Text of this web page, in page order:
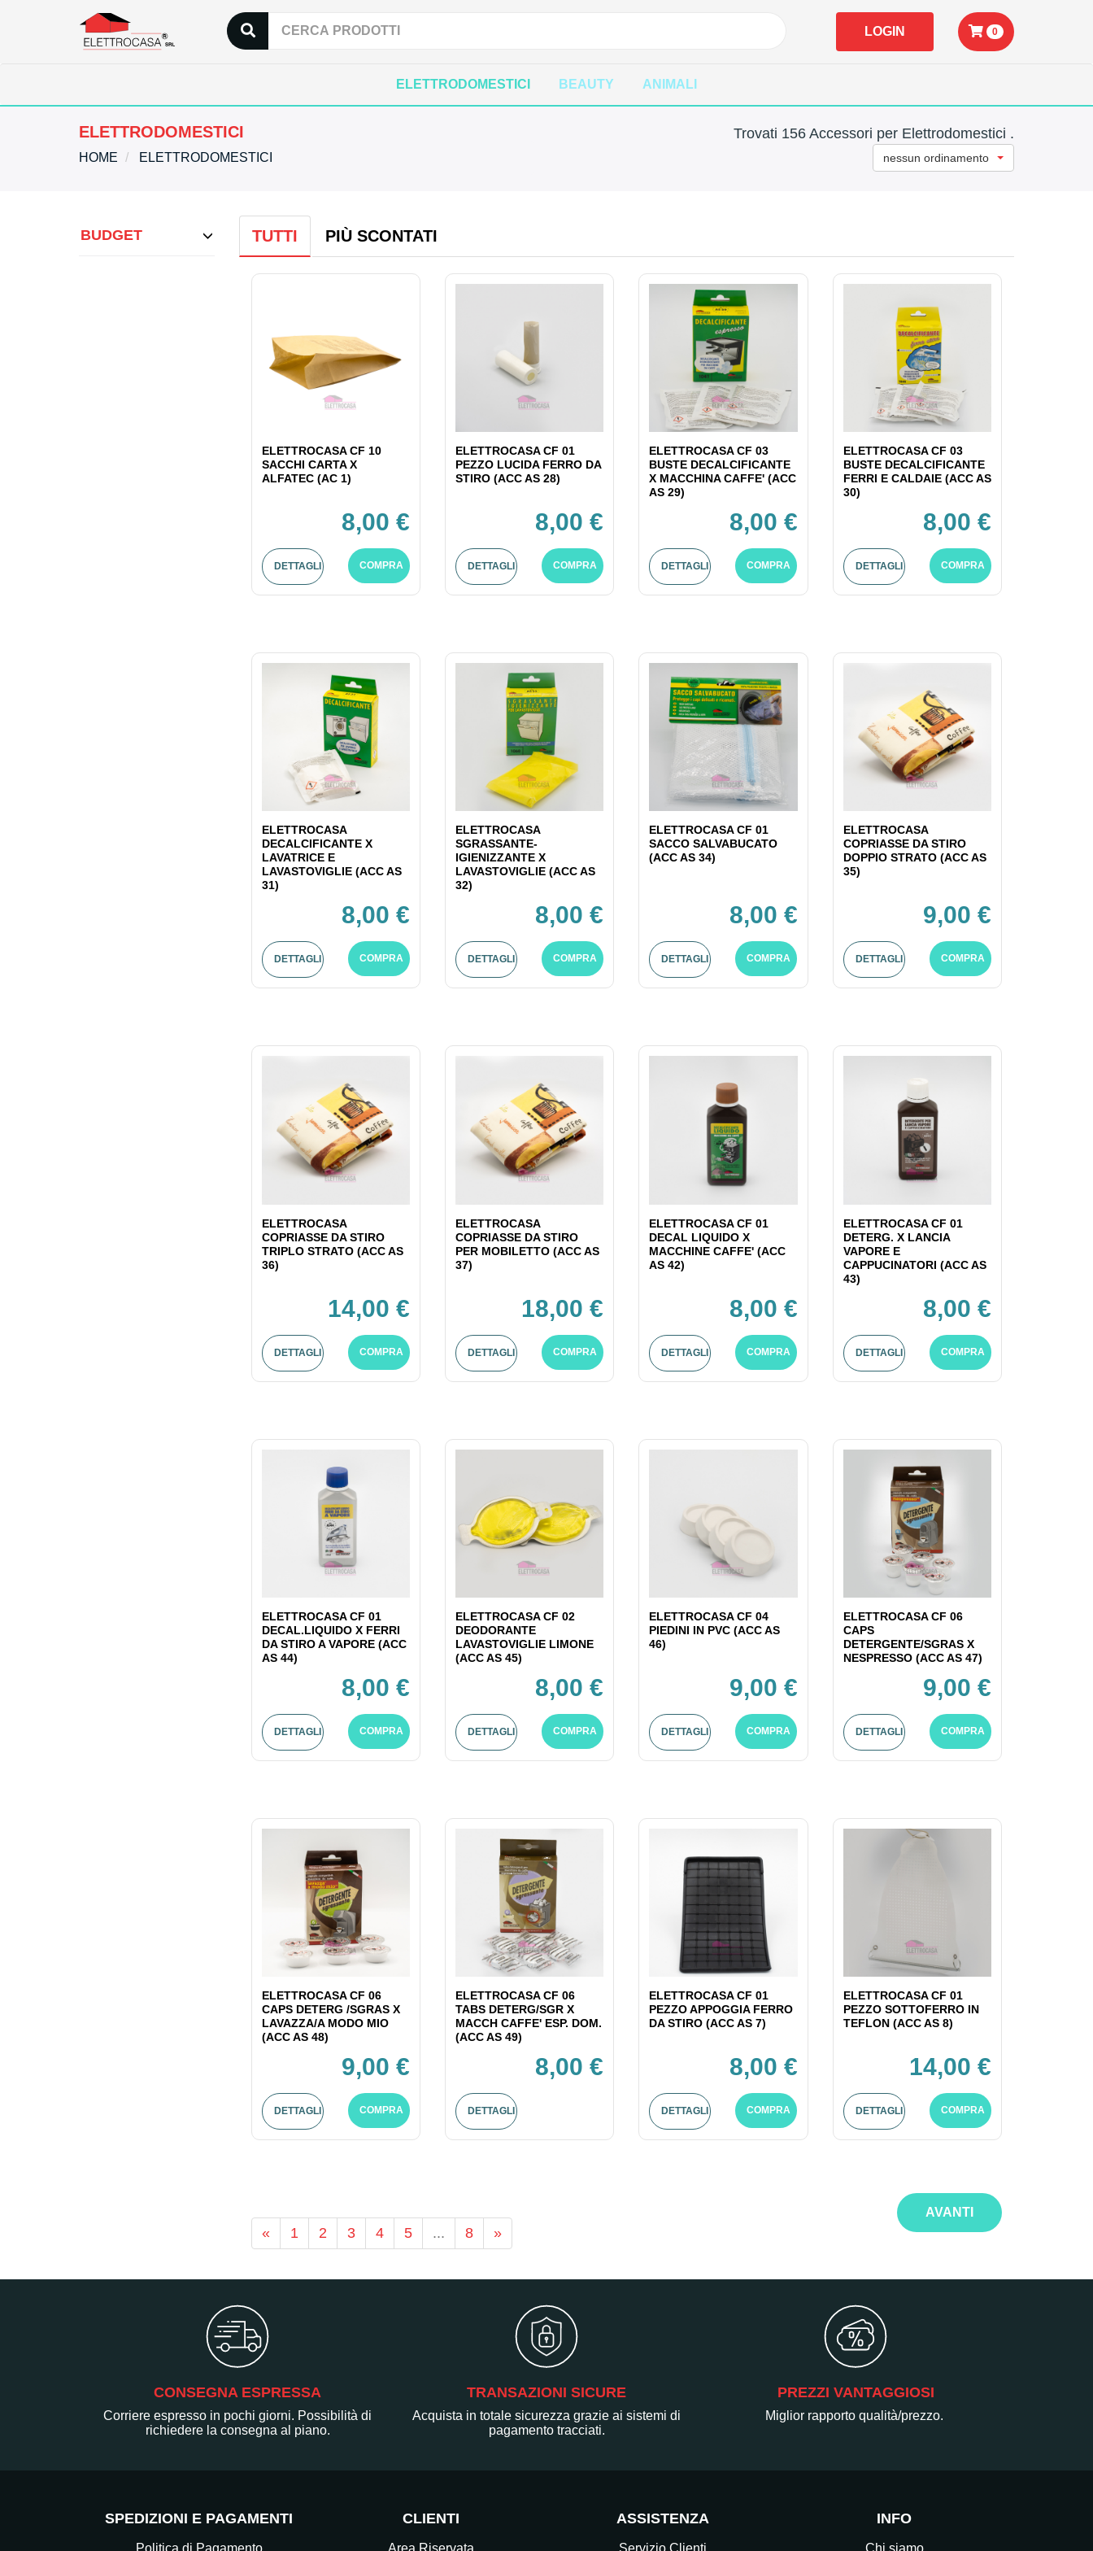
LOGIN 0
ELETTRODOMESTICI BEAUTY ANIMALI
ELETTRODOMESTICI
HOME ELETTRODOMESTICI
Trovati 156 Accessori per Elettrodomestici .
nessun ordinamento
BUDGET TUTTI PIÙ SCONTATI
ELETTROCASA CF 10
SACCHI CARTA X
ALFATEC (AC 1)
8,00 €
DETTAGLI COMPRA
ELETTROCASA CF 01
PEZZO LUCIDA FERRO DA
STIRO (ACC AS 28)
8,00 €
DETTAGLI COMPRA
ELETTROCASA CF 03
BUSTE DECALCIFICANTE
X MACCHINA CAFFE' (ACC
AS 29)
8,00 €
DETTAGLI COMPRA
ELETTROCASA CF 03
BUSTE DECALCIFICANTE
FERRI E CALDAIE (ACC AS
30)
8,00 €
DETTAGLI COMPRA
ELETTROCASA
DECALCIFICANTE X
LAVATRICE E
LAVASTOVIGLIE (ACC AS
31)
8,00 €
DETTAGLI COMPRA
ELETTROCASA
SGRASSANTE-
IGIENIZZANTE X
LAVASTOVIGLIE (ACC AS
32)
8,00 €
DETTAGLI COMPRA
ELETTROCASA CF 01
SACCO SALVABUCATO
(ACC AS 34)
8,00 €
DETTAGLI COMPRA
ELETTROCASA
COPRIASSE DA STIRO
DOPPIO STRATO (ACC AS
35)
9,00 €
DETTAGLI COMPRA
ELETTROCASA
COPRIASSE DA STIRO
TRIPLO STRATO (ACC AS
36)
14,00 €
DETTAGLI COMPRA
ELETTROCASA
COPRIASSE DA STIRO
PER MOBILETTO (ACC AS
37)
18,00 €
DETTAGLI COMPRA
ELETTROCASA CF 01
DECAL LIQUIDO X
MACCHINE CAFFE' (ACC
AS 42)
8,00 €
DETTAGLI COMPRA
ELETTROCASA CF 01
DETERG. X LANCIA
VAPORE E
CAPPUCINATORI (ACC AS
43)
8,00 €
DETTAGLI COMPRA
ELETTROCASA CF 01
DECAL.LIQUIDO X FERRI
DA STIRO A VAPORE (ACC
AS 44)
8,00 €
DETTAGLI COMPRA
ELETTROCASA CF 02
DEODORANTE
LAVASTOVIGLIE LIMONE
(ACC AS 45)
8,00 €
DETTAGLI COMPRA
ELETTROCASA CF 04
PIEDINI IN PVC (ACC AS
46)
9,00 €
DETTAGLI COMPRA
ELETTROCASA CF 06
CAPS
DETERGENTE/SGRAS X
NESPRESSO (ACC AS 47)
9,00 €
DETTAGLI COMPRA
ELETTROCASA CF 06
CAPS DETERG /SGRAS X
LAVAZZA/A MODO MIO
(ACC AS 48)
9,00 €
DETTAGLI COMPRA
ELETTROCASA CF 06
TABS DETERG/SGR X
MACCH CAFFE' ESP. DOM.
(ACC AS 49)
8,00 €
DETTAGLI
ELETTROCASA CF 01
PEZZO APPOGGIA FERRO
DA STIRO (ACC AS 7)
8,00 €
DETTAGLI COMPRA
ELETTROCASA CF 01
PEZZO SOTTOFERRO IN
TEFLON (ACC AS 8)
14,00 €
DETTAGLI COMPRA
« 1 2 3 4 5 ... 8 »
AVANTI
CONSEGNA ESPRESSA
Corriere espresso in pochi giorni. Possibilità di
richiedere la consegna al piano.
TRANSAZIONI SICURE
Acquista in totale sicurezza grazie ai sistemi di
pagamento tracciati.
PREZZI VANTAGGIOSI
Miglior rapporto qualità/prezzo.
SPEDIZIONI E PAGAMENTI
Politica di Pagamento
CLIENTI
Area Riservata
ASSISTENZA
Servizio Clienti
INFO
Chi siamo